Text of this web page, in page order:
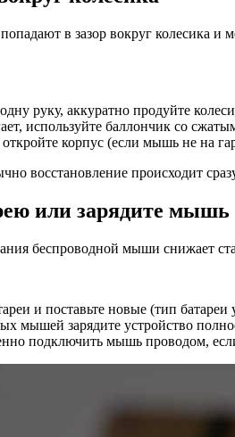
в зазор вокруг колесика
руку, аккуратно продуйте
используйте баллончик со
корпус (если мышь не на
восстановление происходит
или зарядите мышь
беспроводной мыши снижает
и поставьте новые (тип
мышей зарядите устройство
подключить мышь проводом,